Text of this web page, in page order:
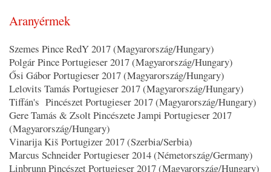
Aranyérmek
Szemes Pince RedY 2017 (Magyarország/Hungary)
Polgár Pince Portugieser 2017 (Magyarország/Hungary)
Ősi Gábor Portugieser 2017 (Magyarország/Hungary)
Lelovits Tamás Portugieser 2017 (Magyarország/Hungary)
Tiffán's Pincészet Portugieser 2017 (Magyarország/Hungary)
Gere Tamás & Zsolt Pincészete Jampi Portugieser 2017
(Magyarország/Hungary)
Vinarija Kiš Portugizer 2017 (Szerbia/Serbia)
Marcus Schneider Portugieser 2014 (Németország/Germany)
Linbrunn Pincészet Portugieser 2017 (Magyarország/Hungary)